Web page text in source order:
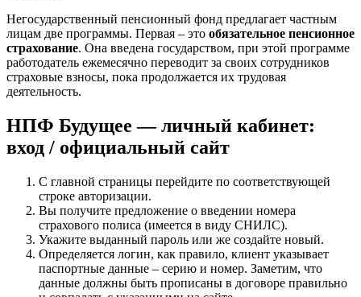
Негосударственный пенсионный фонд предлагает частным
лицам две программы. Первая – это обязательное пенсионное
страхование. Она введена государством, при этой программе
работодатель ежемесячно переводит за своих сотрудников
страховые взносы, пока продолжается их трудовая
деятельность.
НПФ Будущее — личный кабинет:
вход / официальный сайт
С главной страницы перейдите по соответствующей
строке авторизации.
Вы получите предложение о введении номера
страхового полиса (имеется в виду СНИЛС).
Укажите выданный пароль или же создайте новый.
Определяется логин, как правило, клиент указывает
паспортные данные – серию и номер. Заметим, что
данные должны быть прописаны в договоре правильно